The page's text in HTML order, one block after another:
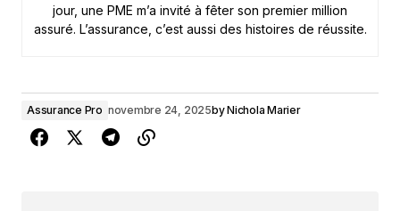
jour, une PME m’a invité à fêter son premier million
assuré. L’assurance, c’est aussi des histoires de réussite.
Assurance Pro novembre 24, 2025byNichola Marier